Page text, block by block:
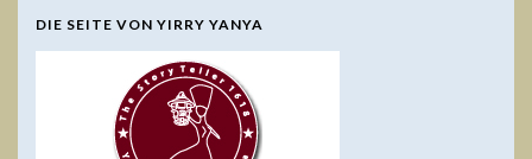
DIE SEITE VON YIRRY YANYA